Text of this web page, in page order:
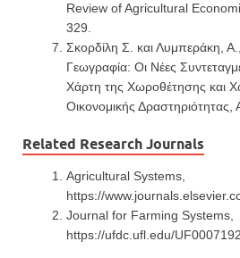
Review of Agricultural
329.
Σκορδίλη Σ. και Λυμπεράκη,
Γεωγραφία: Οι Νέες
Χάρτη της Χωροθέτησης και
Οικονομικής Δραστηριότητας,
Related Research Journals
Agricultural Systems,
https://
Journal for Farming Systems,
https://ufdc.ufl.edu/